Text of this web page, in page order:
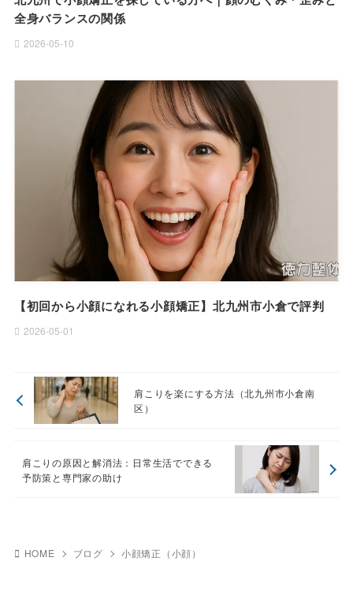
全身バランスの関係
2026-05-10
【初回から小顔になれる小顔矯正】北九州市小倉で評判
2026-05-01
肩こりを楽にする方法（北九州市小倉南
区）
肩こりの原因と解消法：日常生活でできる
予防策と専門家の助け
HOME ブログ 小顔矯正（小顔）